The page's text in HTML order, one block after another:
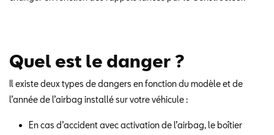
Quel est le danger ?
Il existe deux types de dangers en fonction du modèle et de
l’année de l’airbag installé sur votre véhicule :
En cas d’accident avec activation de l’airbag, le boîtier